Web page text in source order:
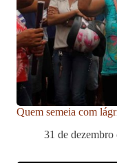
Quem semeia com
31 de dezembro